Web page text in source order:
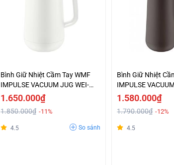
Bình Giữ Nhiệt Cầm Tay WMF
IMPULSE VACUUM JUG WEI-
0690707410
1.650.000₫
1.850.000₫ -11%
4.5 So sánh
Bình Giữ Nhiệt
IMPULSE
1.580.000₫
1.790.000₫ -12%
4.5